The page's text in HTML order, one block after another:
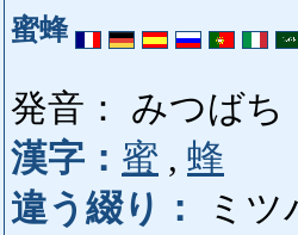
蜜蜂
発音： みつばち
漢字： 蜜 , 蜂
違う綴り：
ミツ